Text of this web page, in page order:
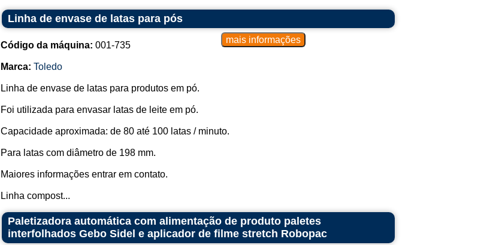
Linha de envase de latas para pós
Código da máquina: 001-735
Marca: Toledo
Linha de envase de latas para produtos em pó.
Foi utilizada para envasar latas de leite em pó.
Capacidade aproximada: de 80 até 100 latas / minuto.
Para latas com diâmetro de 198 mm.
Maiores informações entrar em contato.
Linha compost...
Paletizadora automática com alimentação de produto paletes
interfolhados Gebo Sidel e aplicador de filme stretch Robopac